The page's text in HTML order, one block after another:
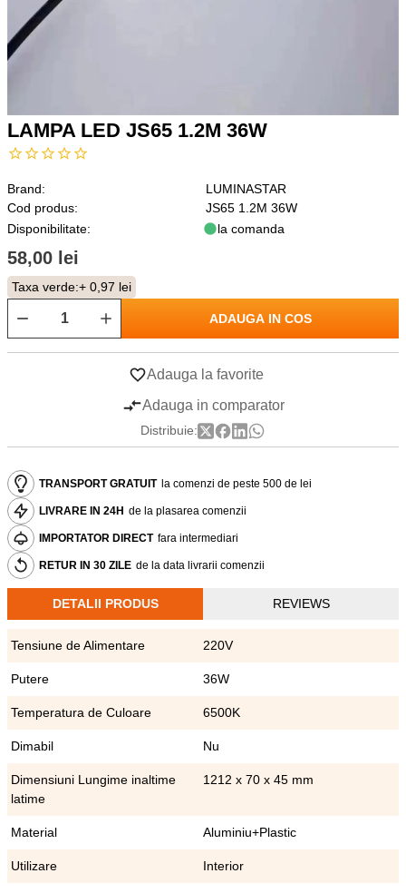
LAMPA LED JS65 1.2M 36W
Brand:
LUMINASTAR
Cod produs:
JS65 1.2M 36W
Disponibilitate:
la comanda
58,00 lei
Taxa verde:+ 0,97 lei
ADAUGA IN COS
Adauga la favorite
Adauga in comparator
Distribuie:
TRANSPORT GRATUIT la comenzi de peste 500 de lei
LIVRARE IN 24H de la plasarea comenzii
IMPORTATOR DIRECT fara intermediari
RETUR IN 30 ZILE de la data livrarii comenzii
DETALII PRODUS REVIEWS
Tensiune de Alimentare 220V
Putere 36W
Temperatura de Culoare 6500K
Dimabil Nu
Dimensiuni Lungime inaltime
latime
1212 x 70 x 45 mm
Material Aluminiu+Plastic
Utilizare Interior